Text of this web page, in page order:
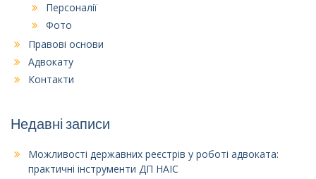
Персоналії
Фото
Правові основи
Адвокату
Контакти
Недавні записи
Можливості державних реєстрів у роботі адвоката:
практичні інструменти ДП НАІС